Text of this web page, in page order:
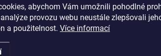
abychom Vám umožnili pohodlné
provozu webu neustále zlepšovali
a použitelnost. Více informací